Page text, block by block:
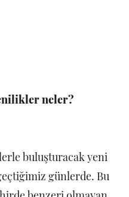
neler?
buluşturacak yeni
günlerde. Bu